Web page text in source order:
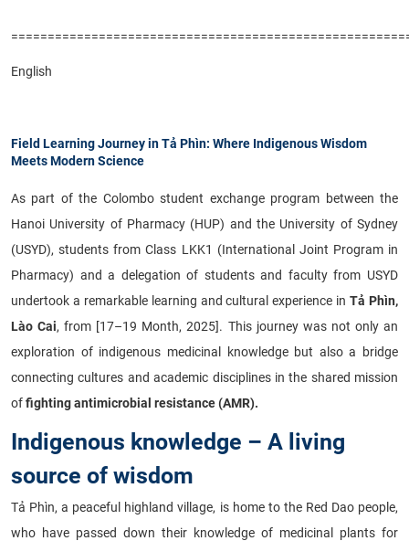
English
Field Learning Journey in Tả Phìn: Where Indigenous Wisdom
Meets Modern Science
As part of the Colombo student exchange program between the
Hanoi University of Pharmacy (HUP) and the University of Sydney
(USYD), students from Class LKK1 (International Joint Program in
Pharmacy) and a delegation of students and faculty from USYD
undertook a remarkable learning and cultural experience inTả Phìn,
Lào Cai, from [17–19 Month, 2025]. This journey was not only an
exploration of indigenous medicinal knowledge but also a bridge
connecting cultures and academic disciplines in the shared mission
offighting antimicrobial resistance (AMR).
Indigenous knowledge – A living
source of wisdom
Tả Phìn, a peaceful highland village, is home to the Red Dao people,
who have passed down their knowledge of medicinal plants for